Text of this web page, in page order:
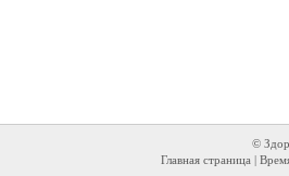
©
Главная страница|